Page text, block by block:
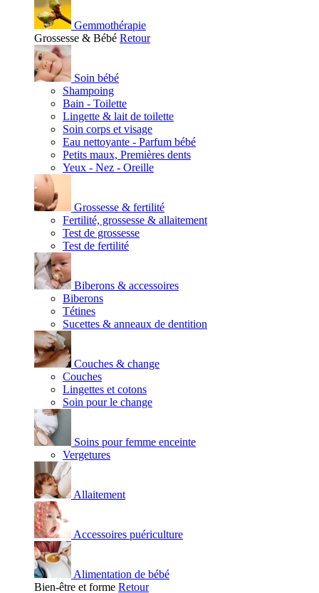
Gemmothérapie
Grossesse & Bébé Retour
Soin bébé
Shampoing
Bain - Toilette
Lingette & lait de toilette
Soin corps et visage
Eau nettoyante - Parfum bébé
Petits maux, Premières dents
Yeux - Nez - Oreille
Grossesse & fertilité
Fertilité, grossesse & allaitement
Test de grossesse
Test de fertilité
Biberons & accessoires
Biberons
Tétines
Sucettes & anneaux de dentition
Couches & change
Couches
Lingettes et cotons
Soin pour le change
Soins pour femme enceinte
Vergetures
Allaitement
Accessoires puériculture
Alimentation de bébé
Bien-être et forme Retour